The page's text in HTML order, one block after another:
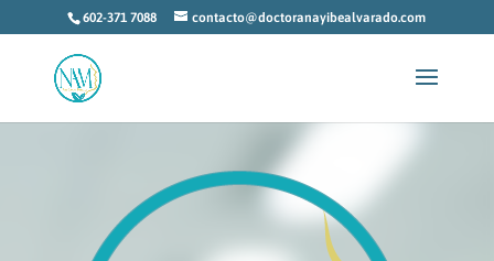
602-371 7088 contacto@doctoranayibealvarado.com